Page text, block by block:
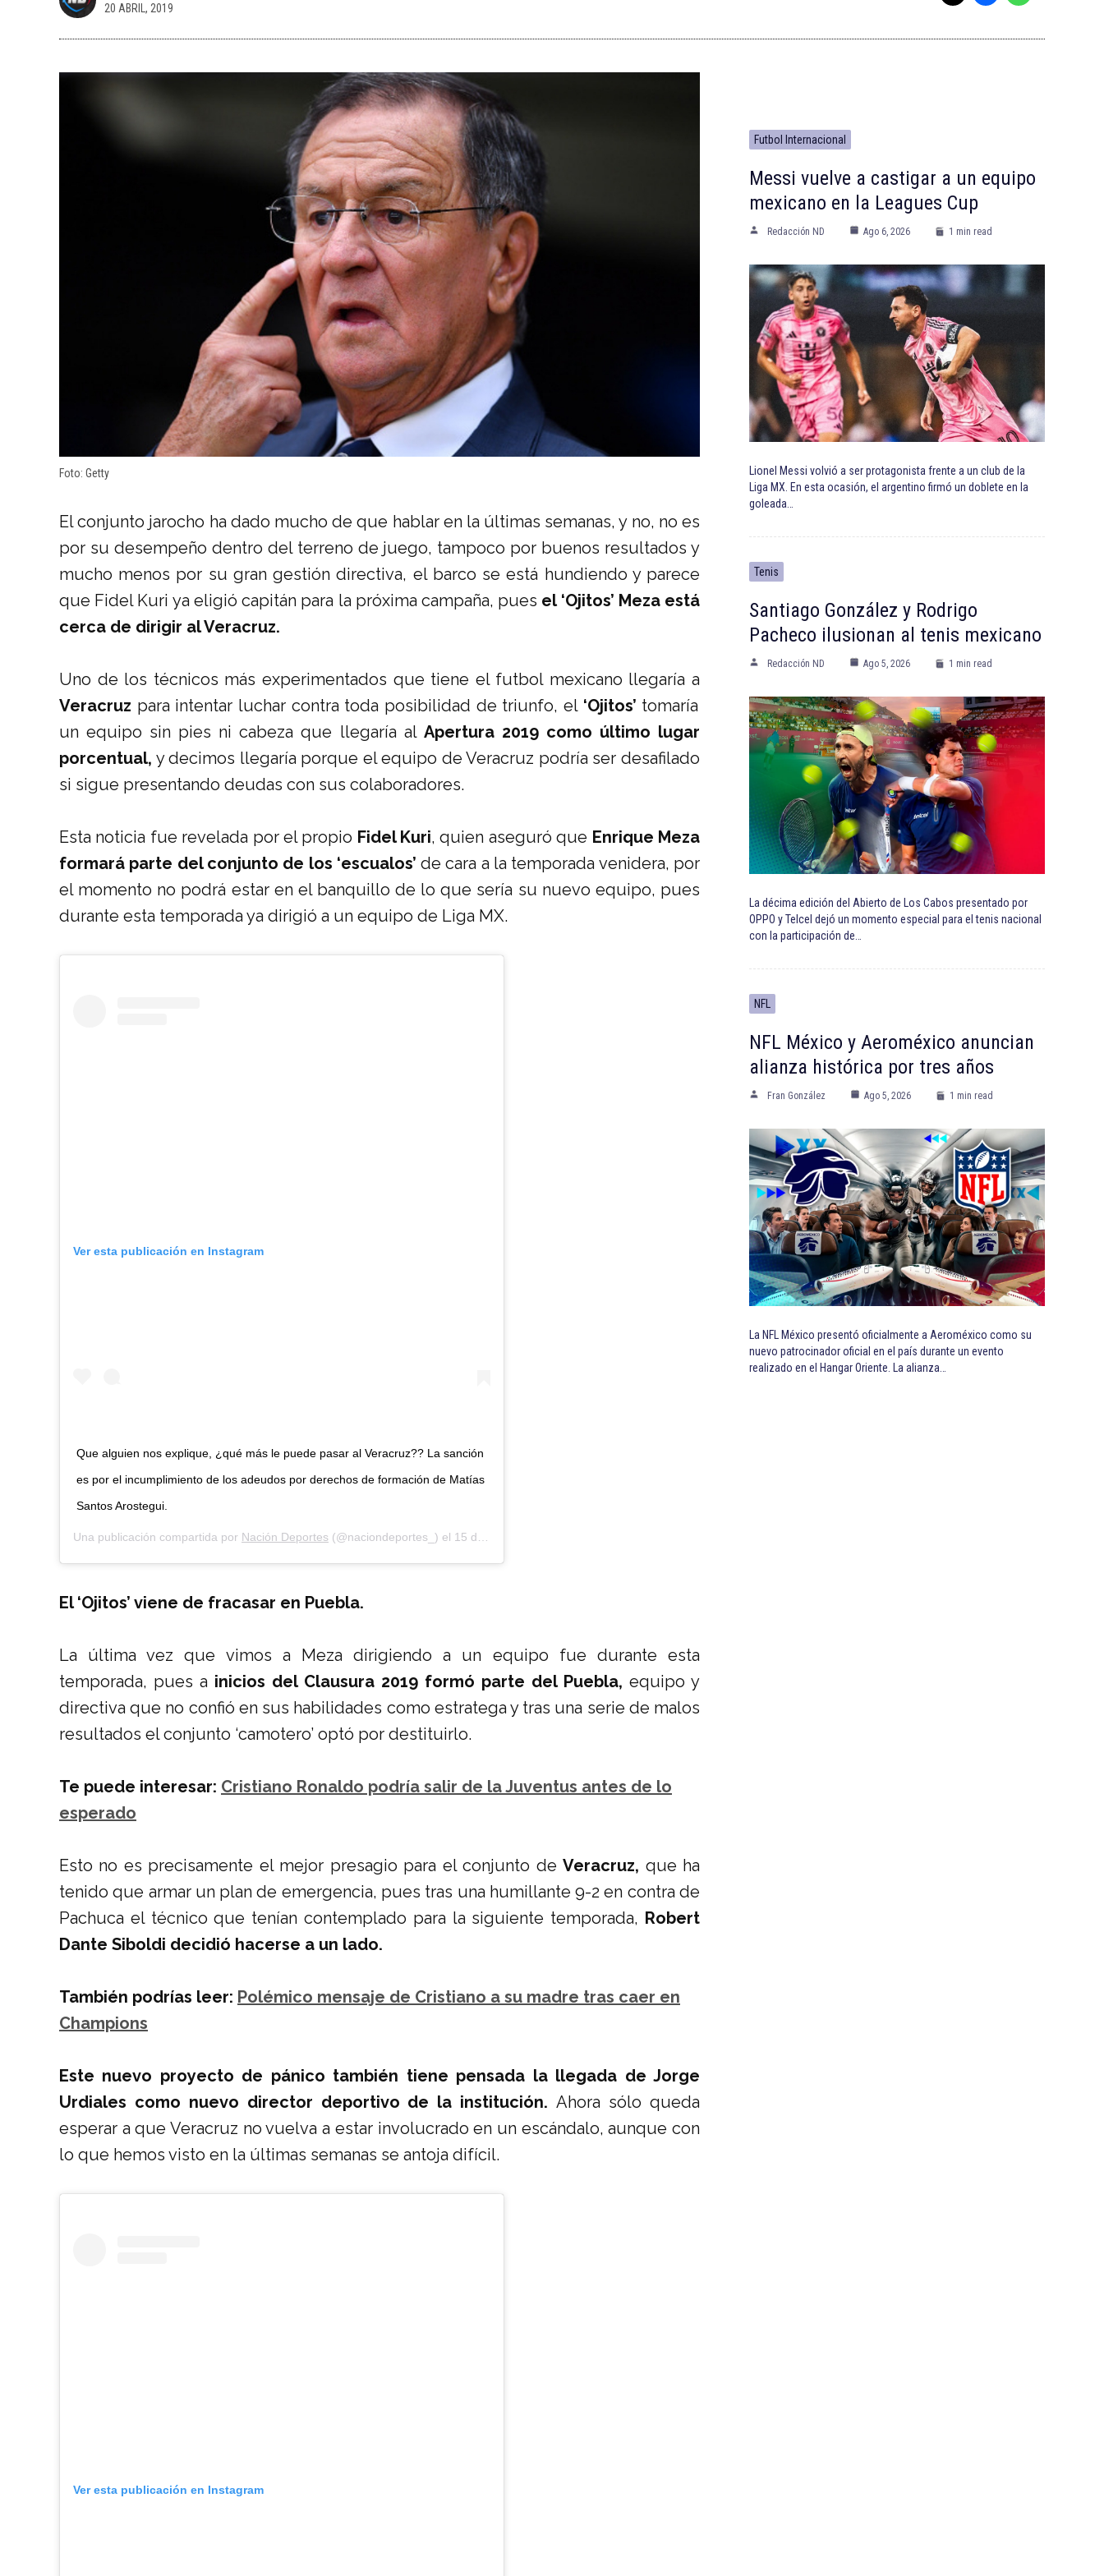
20 ABRIL, 2019
Foto: Getty
El conjunto jarocho ha dado mucho de que hablar en la últimas semanas, y no, no es
por su desempeño dentro del terreno de juego, tampoco por buenos resultados y
mucho menos por su gran gestión directiva, el barco se está hundiendo y parece
que Fidel Kuri ya eligió capitán para la próxima campaña, pues el ‘Ojitos’ Meza está
cerca de dirigir al Veracruz.
Uno de los técnicos más experimentados que tiene el futbol mexicano llegaría a
Veracruz para intentar luchar contra toda posibilidad de triunfo, el ‘Ojitos’ tomaría
un equipo sin pies ni cabeza que llegaría al Apertura 2019 como último lugar
porcentual, y decimos llegaría porque el equipo de Veracruz podría ser desafilado
si sigue presentando deudas con sus colaboradores.
Esta noticia fue revelada por el propio Fidel Kuri, quien aseguró que Enrique Meza
formará parte del conjunto de los ‘escualos’ de cara a la temporada venidera, por
el momento no podrá estar en el banquillo de lo que sería su nuevo equipo, pues
durante esta temporada ya dirigió a un equipo de Liga MX.
Ver esta publicación en Instagram
Que alguien nos explique, ¿qué más le puede pasar al Veracruz?? La sanción
es por el incumplimiento de los adeudos por derechos de formación de Matías
Santos Arostegui.
Una publicación compartida por Nación Deportes (@naciondeportes_) el 15 de Abr de 2019 a las 7:05 PDT
El ‘Ojitos’ viene de fracasar en Puebla.
La última vez que vimos a Meza dirigiendo a un equipo fue durante esta
temporada, pues a inicios del Clausura 2019 formó parte del Puebla, equipo y
directiva que no confió en sus habilidades como estratega y tras una serie de malos
resultados el conjunto ‘camotero’ optó por destituirlo.
Te puede interesar: Cristiano Ronaldo podría salir de la Juventus antes de lo
esperado
Esto no es precisamente el mejor presagio para el conjunto deVeracruz, que ha
tenido que armar un plan de emergencia, pues tras una humillante 9-2 en contra de
Pachuca el técnico que tenían contemplado para la siguiente temporada, Robert
Dante Siboldi decidió hacerse a un lado.
También podrías leer: Polémico mensaje de Cristiano a su madre tras caer en
Champions
Este nuevo proyecto de pánico también tiene pensada la llegada de Jorge
Urdiales como nuevo director deportivo de la institución. Ahora sólo queda
esperar a que Veracruz no vuelva a estar involucrado en un escándalo, aunque con
lo que hemos visto en la últimas semanas se antoja difícil.
Ver esta publicación en Instagram
Futbol Internacional
Messi vuelve a castigar a un equipo
mexicano en la Leagues Cup
Redacción ND Ago 6, 2026 1 min read
Lionel Messi volvió a ser protagonista frente a un club de la
Liga MX. En esta ocasión, el argentino firmó un doblete en la
goleada…
Tenis
Santiago González y Rodrigo
Pacheco ilusionan al tenis mexicano
Redacción ND Ago 5, 2026 1 min read
La décima edición del Abierto de Los Cabos presentado por
OPPO y Telcel dejó un momento especial para el tenis nacional
con la participación de…
NFL
NFL México y Aeroméxico anuncian
alianza histórica por tres años
Fran González Ago 5, 2026 1 min read
La NFL México presentó oficialmente a Aeroméxico como su
nuevo patrocinador oficial en el país durante un evento
realizado en el Hangar Oriente. La alianza…